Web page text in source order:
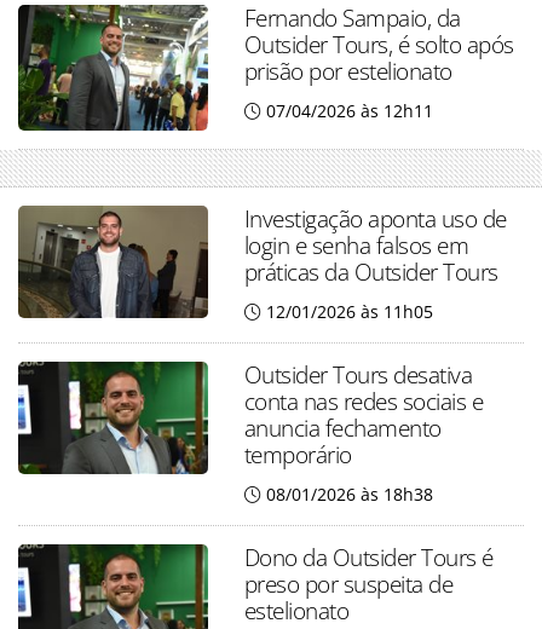
Fernando Sampaio, da
Outsider Tours, é solto após
prisão por estelionato
07/04/2026 às 12h11
Investigação aponta uso de
login e senha falsos em
práticas da Outsider Tours
12/01/2026 às 11h05
Outsider Tours desativa
conta nas redes sociais e
anuncia fechamento
temporário
08/01/2026 às 18h38
Dono da Outsider Tours é
preso por suspeita de
estelionato